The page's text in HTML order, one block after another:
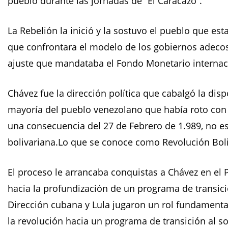
La Rebelión la inició y la sostuvo el pueblo que
que confrontara el modelo de los gobiernos
ajuste que mandataba el Fondo Monetario
Chávez fue la dirección política que cabalgó la
mayoría del pueblo venezolano que había roto
una consecuencia del 27 de Febrero de 1.989, no
bolivariana.Lo que se conoce como Revolución
El proceso le arrancaba conquistas a Chávez en
hacia la profundización de un programa de
Dirección cubana y Lula jugaron un rol
la revolución hacia un programa de transición al